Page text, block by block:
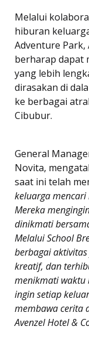
Melalui
hiburan
Adventure Park,
berharap dapat
yang lebih
dirasakan di
ke berbagai
Cibubur.
General
Novita,
saat ini telah
keluarga
Mereka
dinikmati
Melalui School
berbagai
kreatif, dan
menikmati waktu
ingin setiap
membawa cerita
Avenzel Hotel &